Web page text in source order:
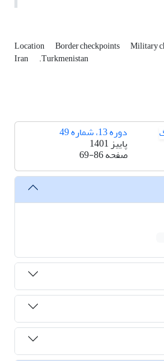
Location Border checkpoints Military
Iran .Turkmenistan
دوره 13، شماره 49
پاییز 1401
صفحه69-86